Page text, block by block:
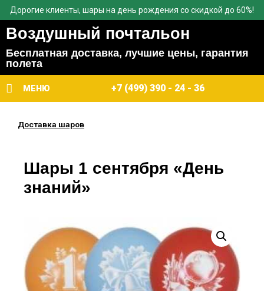
Дорогие клиенты, шары на день рождения со скидкой до 60%!
Воздушный почтальон
Бесплатная доставка, лучшие цены, гарантия
полета
МЕНЮ +7 (499) 390 - 24 - 36
Доставка шаров
Шары 1 сентября «День
знаний»